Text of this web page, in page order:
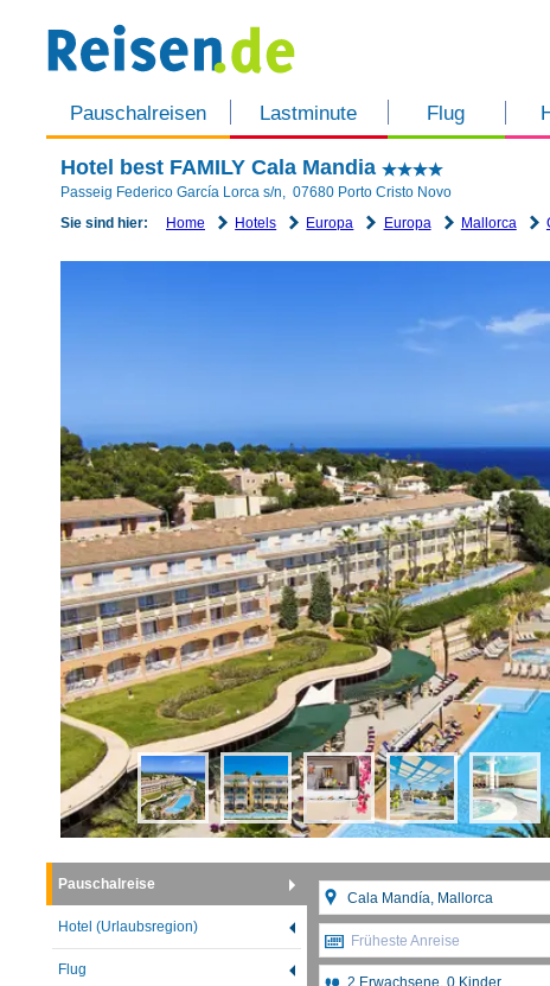
Pauschalreisen Lastminute Flug
Hotel best FAMILY Cala Mandia
Passeig Federico García Lorca s/n, 07680 Porto Cristo Novo
Sie sind hier:
Home Hotels Europa Europa Mallorca
Pauschalreise
Hotel (Urlaubsregion)
Flug
Früheste Anreise